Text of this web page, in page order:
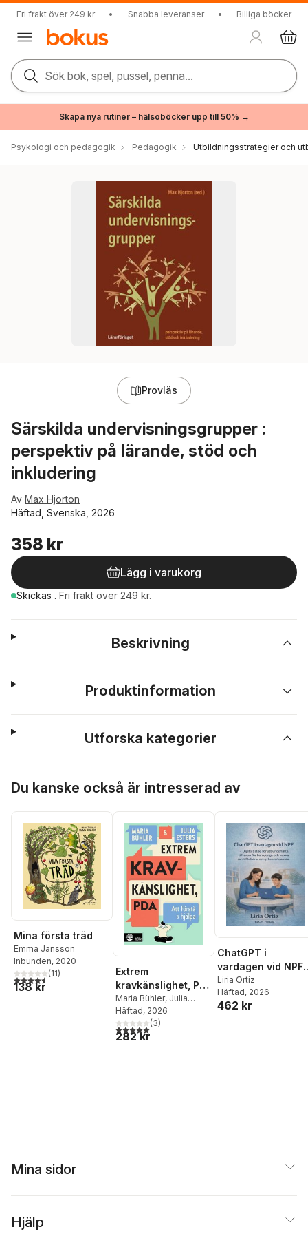
Fri frakt över 249 kr • Snabba leveranser • Billiga böcker
Sök bok, spel, pussel, penna...
Skapa nya rutiner – hälsoböcker upp till 50% →
Psykologi och pedagogik Pedagogik Utbildningsstrategier och
Provläs
Särskilda undervisningsgrupper :
perspektiv på lärande, stöd och
inkludering
Av Max Hjorton
Häftad, Svenska, 2026
358 kr
Lägg i varukorg
Skickas . Fri frakt över 249 kr.
Beskrivning
Produktinformation
Utforska kategorier
Du kanske också är intresserad av
Mina första träd
Emma Jansson
Inbunden, 2020
4,6utav 5 stjärnor. Totalt antal röster:
(11)
138 kr
Extrem
kravkänslighet, PDA
: att förstå och
hjälpa
Maria Bühler, Julia
Esters
Häftad, 2026
5,0utav 5 stjärnor. Totalt antal röster:
(3)
282 kr
ChatGPT i
vardagen vid NPF :
digitalt stöd för att
underlätta
för barn, unga och
Liria Ortiz
Häftad, 2026
462 kr
Mina sidor
Hjälp